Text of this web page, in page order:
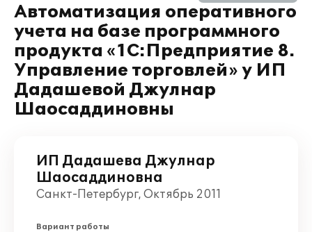
Автоматизация оперативного
учета на базе программного
продукта «1С:Предприятие 8.
Управление торговлей» у ИП
Дадашевой Джулнар
Шаосаддиновны
ИП Дадашева Джулнар
Шаосаддиновна
Санкт-Петербург, Октябрь 2011
Вариант работы